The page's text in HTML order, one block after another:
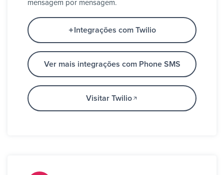
mensagem por mensagem.
Integrações com Twilio
Ver mais integrações com Phone SMS
Visitar Twilio